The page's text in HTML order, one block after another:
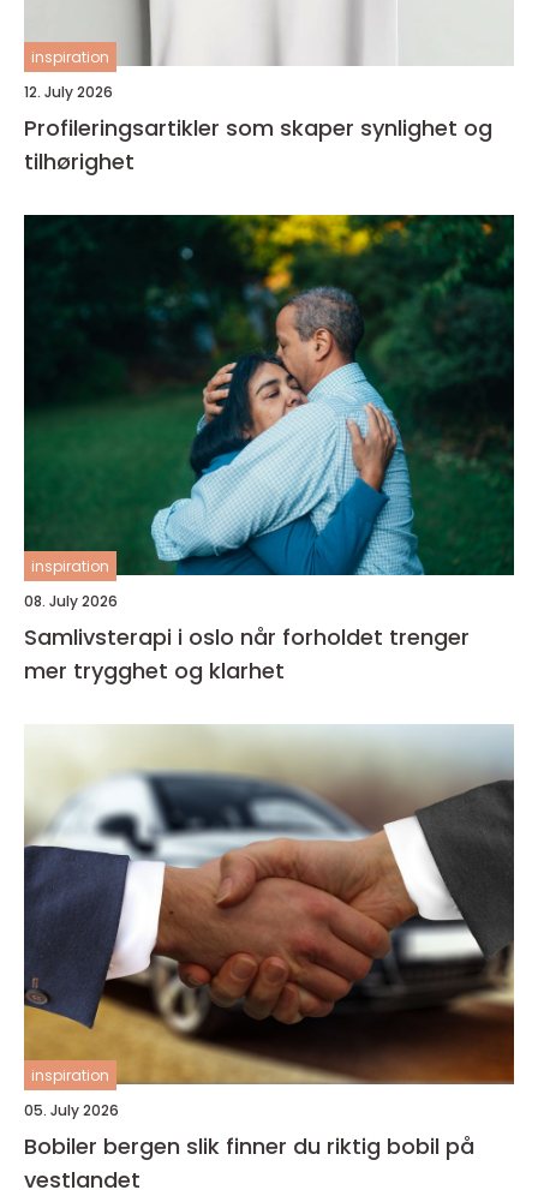
inspiration
12. July 2026
Profileringsartikler som skaper synlighet og
tilhørighet
inspiration
08. July 2026
Samlivsterapi i oslo når forholdet trenger
mer trygghet og klarhet
inspiration
05. July 2026
Bobiler bergen slik finner du riktig bobil på
vestlandet